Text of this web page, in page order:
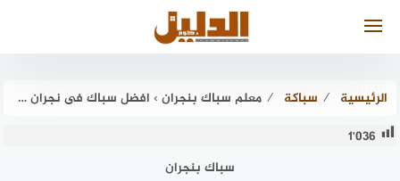
الرئيسية ⁄ سباكة ⁄ معلم سباك بنجران › افضل سباك فى نجران عام 2026 الدليل . كوم
1٬036
سباك بنجران